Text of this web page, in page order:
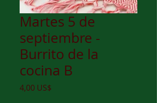
Martes 5 de
septiembre -
Burrito de la
cocina B
4,00 US$